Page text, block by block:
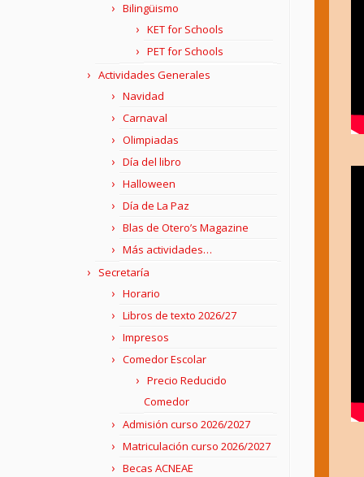
Bilingüismo
KET for Schools
PET for Schools
Actividades Generales
Navidad
Carnaval
Olimpiadas
Día del libro
Halloween
Día de La Paz
Blas de Otero’s Magazine
Más actividades…
Secretaría
Horario
Libros de texto 2026/27
Impresos
Comedor Escolar
Precio Reducido
Comedor
Admisión curso 2026/2027
Matriculación curso 2026/2027
Becas ACNEAE